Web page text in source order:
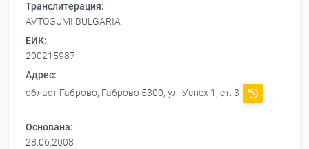
Транслитерация:
AVTOGUMI BULGARIA
ЕИК:
200215987
Адрес:
област Габрово, Габрово 5300, ул. Успех 1, ет. 3
Основана:
28.06.2008